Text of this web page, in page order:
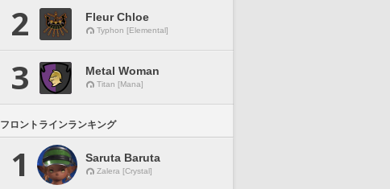
2 Fleur Chloe
Typhon [Elemental]
3 Metal Woman
Titan [Mana]
フロントラインランキング
1 Saruta Baruta
Zalera [Crystal]